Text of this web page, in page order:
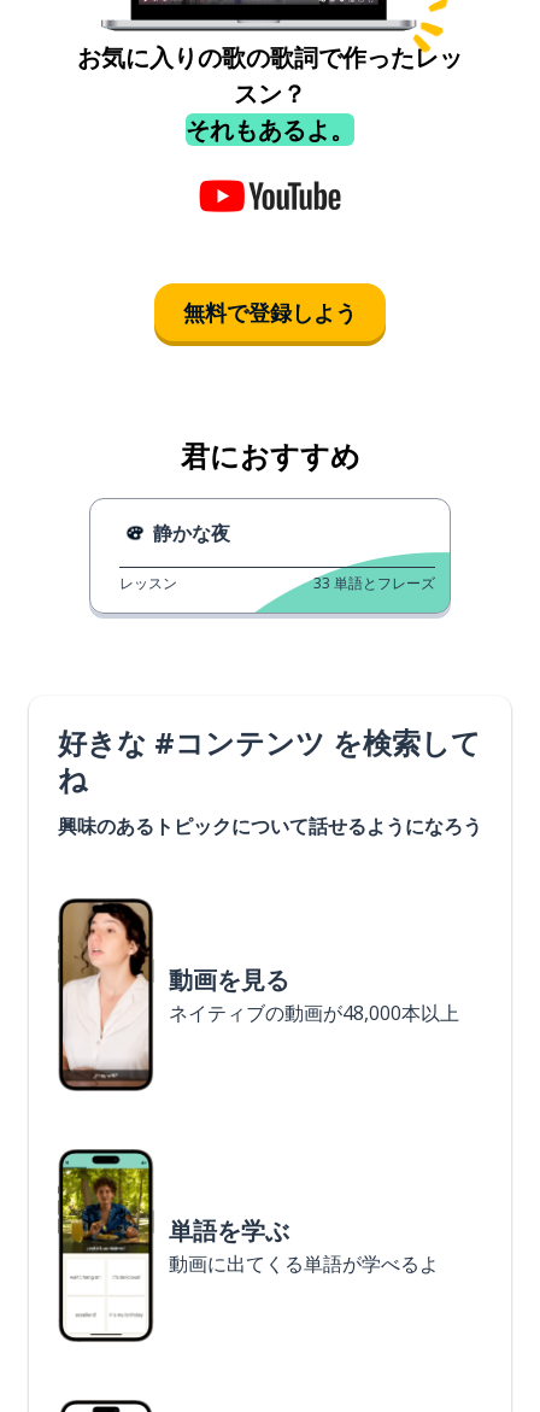
お気に入りの歌の歌詞で作ったレッ
スン？
それもあるよ。
無料で登録しよう
君におすすめ
静かな夜
レッスン 33 単語とフレーズ
好きな #コンテンツ を検索して
ね
興味のあるトピックについて話せるようになろう
動画を見る
ネイティブの動画が48,000本以上
単語を学ぶ
動画に出てくる単語が学べるよ